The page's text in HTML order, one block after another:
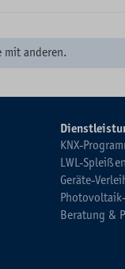
mit anderen.
KNX-
LWL-Spleißen
Geräte-
Beratung &